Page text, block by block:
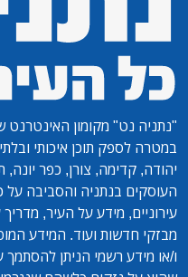
"נתניה נט" מקומון האינטרנט
במטרה לספק תוכן איכותי
יהודה, קדימה, צורן, כפר יונה,
העוסקים בנתניה והסביבה על
עירוניים, מידע על העיר,
מבזקי חדשות ועוד. המידע
ו/או מידע רשמי הניתן